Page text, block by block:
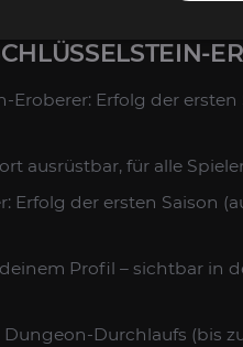
Eroberer: Erfolg der
ausrüstbar, für alle
Erfolg der ersten Saison
Profil – sichtbar in
Durchlaufs (bis